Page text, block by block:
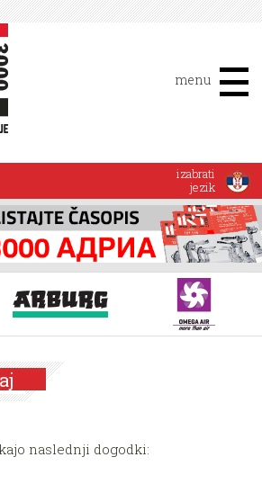
menu
izabrati
jezik
naslednji dogodki: